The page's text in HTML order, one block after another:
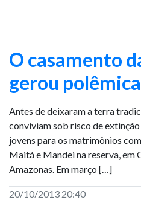
O casamento
gerou
Antes de deixaram a terra
conviviam sob risco de
jovens para os matrimônios
Maitá e Mandei na reserva, em
Amazonas. Em março […]
20/10/2013 20:40